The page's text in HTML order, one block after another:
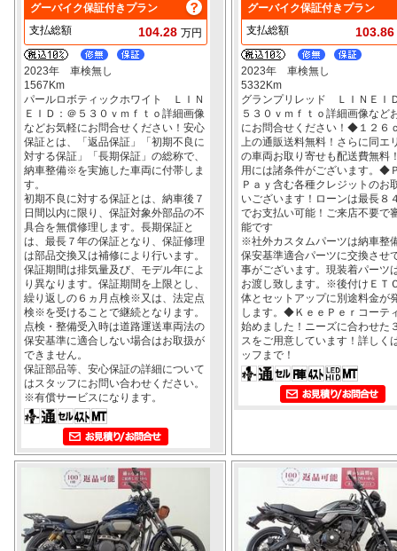
グーバイク保証付きプラン
支払総額
104.28 万円
2023年 車検無し
1567Km
パールロボティックホワイト ＬＩＮ
ＥＩＤ：＠５３０ｖｍｆｔｏ詳細画像
などお気軽にお問合せください！安心
保証とは、「返品保証」「初期不良に
対する保証」「長期保証」の総称で、
納車整備※を実施した車両に付帯しま
す。
初期不良に対する保証とは、納車後７
日間以内に限り、保証対象外部品の不
具合を無償修理します。長期保証と
は、最長７年の保証となり、保証修理
は部品交換又は補修により行います。
保証期間は排気量及び、モデル年によ
り異なります。保証期間を上限とし、
繰り返しの６ヵ月点検※又は、法定点
検※を受けることで継続となります。
点検・整備受入時は道路運送車両法の
保安基準に適合しない場合はお取扱が
できません。
保証部品等、安心保証の詳細について
はスタッフにお問い合わせください。
※有償サービスになります。
グーバイク保証付きプラン
支払総額
103.86
2023年 車検無し
5332Km
グランプリレッド ＬＩＮＥＩ
５３０ｖｍｆｔｏ詳細画像など
にお問合せください！◆１２６
上の通販送料無料！さらに同エ
の車両お取り寄せも配送費無料
用には諸条件がございます。◆
Ｐａｙ含む各種クレジットのお
いございます！ローンは最長８
でお支払い可能！ご来店不要で
能です
※社外カスタムパーツは納車整
保安基準適合パーツに交換させ
事がございます。現装着パーツ
お渡し致します。※後付けＥＴ
体とセットアップに別途料金が
します。◆ＫｅｅＰｅｒコーテ
始めました！ニーズに合わせた
スをご用意しています！詳しく
ッフまで！